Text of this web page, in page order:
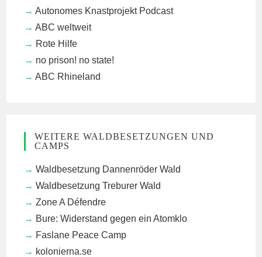
Autonomes Knastprojekt Podcast
ABC weltweit
Rote Hilfe
no prison! no state!
ABC Rhineland
WEITERE WALDBESETZUNGEN UND
CAMPS
Waldbesetzung Dannenröder Wald
Waldbesetzung Treburer Wald
Zone A Défendre
Bure: Widerstand gegen ein Atomklo
Faslane Peace Camp
kolonierna.se